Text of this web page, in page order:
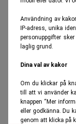
Användning av
IP-adress, unika
personuppgifter
laglig grund.
Dina val av kakor
Om du klickar på
till att vi använder
knappen “Mer
eller godkänna. Du
genom att klicka på